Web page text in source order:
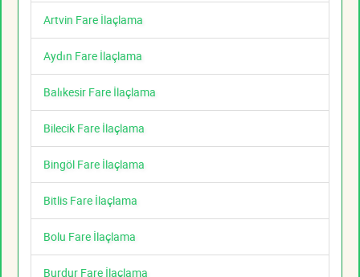
Artvin Fare İlaçlama
Aydın Fare İlaçlama
Balıkesir Fare İlaçlama
Bilecik Fare İlaçlama
Bingöl Fare İlaçlama
Bitlis Fare İlaçlama
Bolu Fare İlaçlama
Burdur Fare İlaçlama